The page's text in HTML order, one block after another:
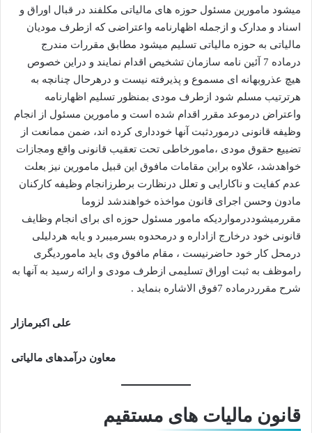
میشود مامورین مسئول حوزه های مالیاتی مکلفند در قبال اوراق و
اسناد و مدارک و ازجمله اظهارنامه واعتراضی که ازطرف مودیان
مالیاتی به حوزه مالیاتی تسلیم میشود مطابق مقررات مندرج
درماده 7 آئین نامه سازمان تشخیص اقدام نمایند و دراین خصوص
هیچ عذروبهانه ای مسموع و پذیرفته نیست و درهرحال چنانچه به
هرترتیب مسلم شود ازطرف مودی بمنظور تسلیم اظهارنامه
واعتراض درموعد مقرر اقدام شده است و مامورین مسئول از انجام
وظیفه قانونی درموردثبت آنها خودداری کرده اند، ضمن ممانعت از
تضییع حقوق مودی ،مامورخاطی تحت تعقیب قانونی واقع ومجازات
خواهدشد، علاوه براین مقامات مافوق این قبیل مامورین نیز بعلت
عدم کفایت و ناکارایی و تعلل درنظارت برطرزانجام وظیفه کارکنان
مادون وحسن اجرای قانون مواخذه خواهندشد لزوما
مقررمیشوددرمواردیکه مامور مسئول حوزه ای برای انجام وظایف
قانونی خود درخارج ازاداره و درمحدوه بسرمیبرد و یابه هردلیلی
درمحل کار خود حاضرنیست ، مقام مافوق وی باید ماموردیگری
راموظف به ثبت اوراق تسلیمی ازطرف مودی و ارائه رسید به آنها به
شرح مقرردرماده 7فوق الاشاره بنماید .
علی اکبرمازار
معاون درآمدهای مالیاتی
قانون مالیات های مستقیم